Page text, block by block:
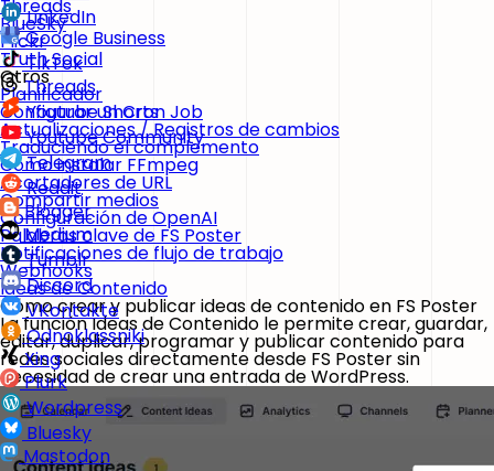
LinkedIn
Google Business
TikTok
Threads
Youtube Shorts
Youtube Community
Telegram
Reddit
Blogger
Medium
Tumblr
Discord
VKontakte
Odnoklassniki
Xing
Plurk
Wordpress
Bluesky
Mastodon
Threads
BlueSky
Flickr
Truth Social
Otros
Planificador
Configurar un Cron Job
Actualizaciones / Registros de cambios
Traduciendo el complemento
Cómo instalar FFmpeg
Acortadores de URL
Compartir medios
Configuración de OpenAI
Palabras clave de FS Poster
Notificaciones de flujo de trabajo
Webhooks
Ideas de Contenido
Cómo crear y publicar ideas de contenido en FS Poster
La funciónIdeas de Contenido le permite crear, guardar,
editar, duplicar, programar y publicar contenido para
redes sociales directamente desde FS Poster sin
necesidad de crear una entrada de WordPress.